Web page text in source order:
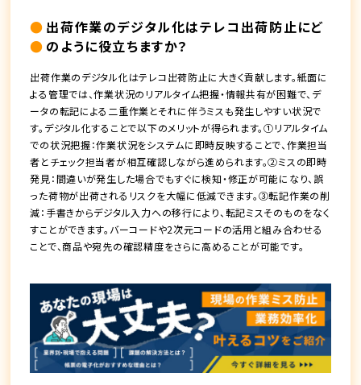
出荷作業のデジタル化はテレコ出荷防止にど
のように役立ちますか？
出荷作業のデジタル化はテレコ出荷防止に大きく貢献します。紙面に
よる管理では、作業状況のリアルタイム把握・情報共有が困難で、デ
ータの転記による二重作業とそれに伴うミスも発生しやすい状況で
す。デジタル化することで以下のメリットが得られます。①リアルタイム
での状況把握：作業状況をシステムに即時反映することで、作業担当
者とチェック担当者が相互確認しながら進められます。②ミスの即時
発見：間違いが発生した場合でもすぐに検知・修正が可能になり、誤
った荷物が出荷されるリスクを大幅に低減できます。③転記作業の削
減：手書きからデジタル入力への移行により、転記ミスそのものをなく
すことができます。バーコードや2次元コードの活用と組み合わせる
ことで、商品や宛先の確認精度をさらに高めることが可能です。